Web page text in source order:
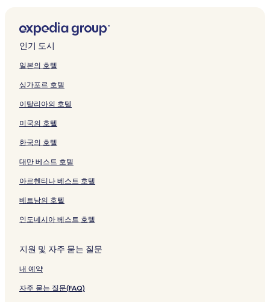
인기 도시
일본의 호텔
싱가포르 호텔
이탈리아의 호텔
미국의 호텔
한국의 호텔
대만 베스트 호텔
아르헨티나 베스트 호텔
베트남의 호텔
인도네시아 베스트 호텔
지원 및 자주 묻는 질문
내 예약
자주 묻는 질문(FAQ)